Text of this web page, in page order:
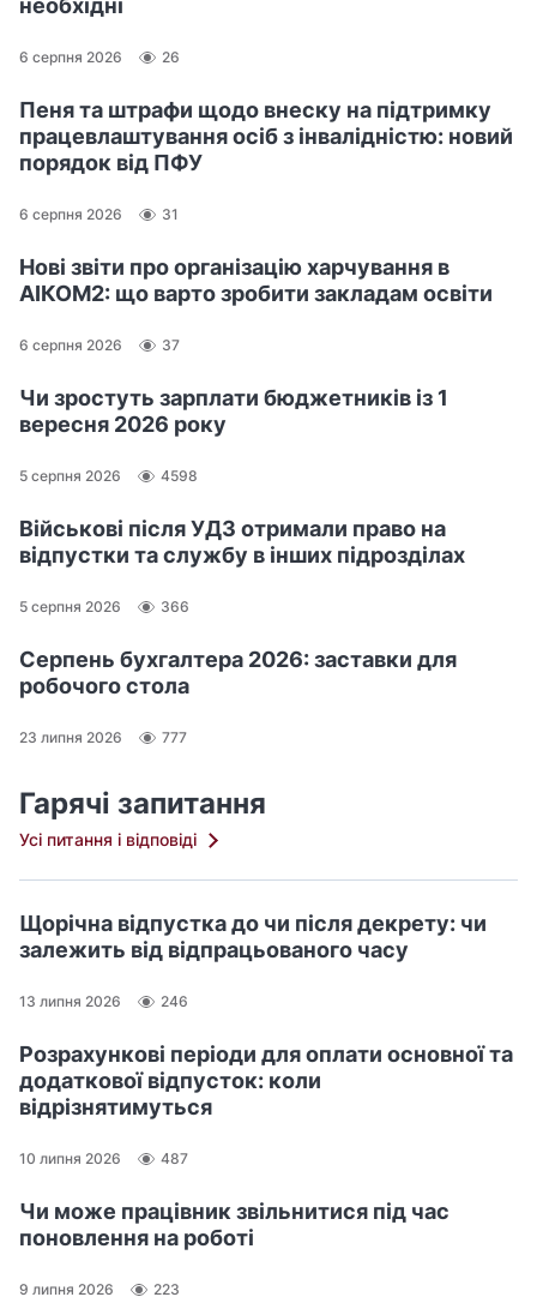
необхідні
6 серпня 2026 26
Пеня та штрафи щодо внеску на підтримку
працевлаштування осіб з інвалідністю: новий
порядок від ПФУ
6 серпня 2026 31
Нові звіти про організацію харчування в
АІКОМ2: що варто зробити закладам освіти
6 серпня 2026 37
Чи зростуть зарплати бюджетників із 1
вересня 2026 року
5 серпня 2026 4598
Військові після УДЗ отримали право на
відпустки та службу в інших підрозділах
5 серпня 2026 366
Серпень бухгалтера 2026: заставки для
робочого стола
23 липня 2026 777
Гарячі запитання
Усі питання і відповіді
Щорічна відпустка до чи після декрету: чи
залежить від відпрацьованого часу
13 липня 2026 246
Розрахункові періоди для оплати основної та
додаткової відпусток: коли
відрізнятимуться
10 липня 2026 487
Чи може працівник звільнитися під час
поновлення на роботі
9 липня 2026 223